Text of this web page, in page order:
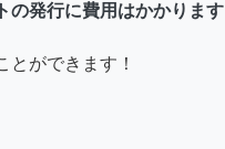
の発行に費用はかかります
とができます！